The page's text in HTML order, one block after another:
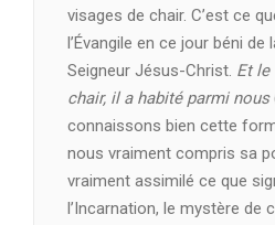
visages de chair. C’est ce
l’Évangile en ce jour béni
Seigneur Jésus-Christ. Et le
chair, il a habité parmi nous
connaissons bien cette
nous vraiment compris sa
vraiment assimilé ce que
l’Incarnation, le mystère de